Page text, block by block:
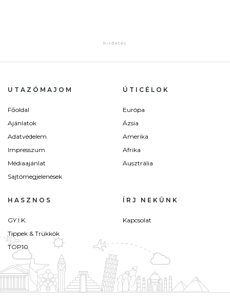
UTAZÓMAJOM
Főoldal
Ajánlatok
Adatvédelem
Impresszum
Médiaajánlat
Sajtómegjelenések
ÚTICÉLOK
Európa
Ázsia
Amerika
Afrika
Ausztrália
HASZNOS
GY.I.K.
Tippek & Trükkök
TOP10
ÍRJ NEKÜNK
Kapcsolat